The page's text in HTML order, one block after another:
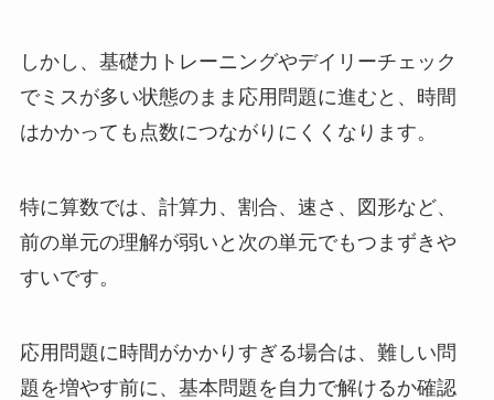
しかし、基礎力トレーニングやデイリーチェック
でミスが多い状態のまま応用問題に進むと、時間
はかかっても点数につながりにくくなります。
特に算数では、計算力、割合、速さ、図形など、
前の単元の理解が弱いと次の単元でもつまずきや
すいです。
応用問題に時間がかかりすぎる場合は、難しい問
題を増やす前に、基本問題を自力で解けるか確認